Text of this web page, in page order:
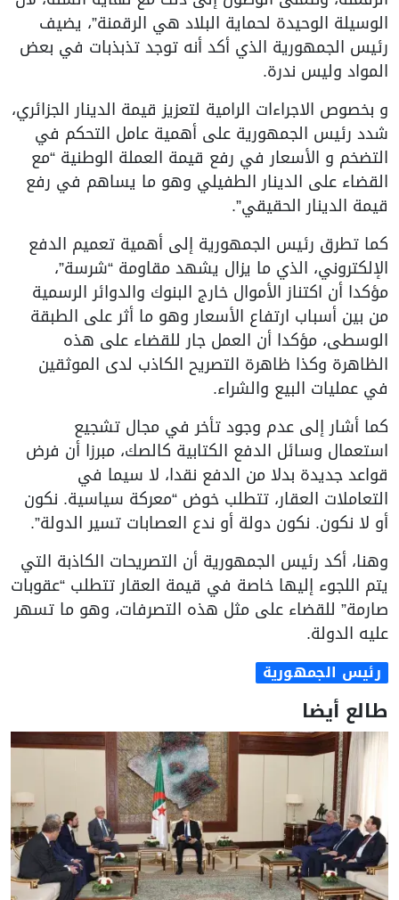
الوسيلة الوحيدة لحماية البلاد هي الرقمنة”، يضيف
رئيس الجمهورية الذي أكد أنه توجد تذبذبات في بعض
المواد وليس ندرة.
و بخصوص الاجراءات الرامية لتعزيز قيمة الدينار الجزائري،
شدد رئيس الجمهورية على أهمية عامل التحكم في
التضخم و الأسعار في رفع قيمة العملة الوطنية “مع
القضاء على الدينار الطفيلي وهو ما يساهم في رفع
قيمة الدينار الحقيقي”.
كما تطرق رئيس الجمهورية إلى أهمية تعميم الدفع
الإلكتروني، الذي ما يزال يشهد مقاومة “شرسة”،
مؤكدا أن اكتناز الأموال خارج البنوك والدوائر الرسمية
من بين أسباب ارتفاع الأسعار وهو ما أثر على الطبقة
الوسطى، مؤكدا أن العمل جار للقضاء على هذه
الظاهرة وكذا ظاهرة التصريح الكاذب لدى الموثقين
في عمليات البيع والشراء.
كما أشار إلى عدم وجود تأخر في مجال تشجيع
استعمال وسائل الدفع الكتابية كالصك، مبرزا أن فرض
قواعد جديدة بدلا من الدفع نقدا، لا سيما في
التعاملات العقار، تتطلب خوض “معركة سياسية. نكون
أو لا نكون. نكون دولة أو ندع العصابات تسير الدولة”.
وهنا، أكد رئيس الجمهورية أن التصريحات الكاذبة التي
يتم اللجوء إليها خاصة في قيمة العقار تتطلب “عقوبات
صارمة” للقضاء على مثل هذه التصرفات، وهو ما تسهر
عليه الدولة.
رئيس الجمهورية
طالع أيضا